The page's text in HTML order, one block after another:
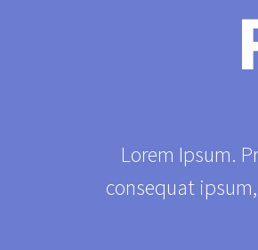
Lorem Ipsum.
consequat